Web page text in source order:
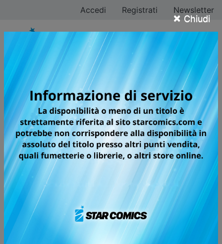
× Chiudi
Accedi Registrati Newsletter
MAGICAL GIRL
RISUKA
UNA NUOVA SORPRENDENTE
OPERA DAGLI AUTORI DI
BAKEMONOGATARI – MONSTER
TALE E SAVAGE SEASON!
Kizutaka Kugi, un ragazzino di quinta elementare, è
alla ricerca di “pedine” da utilizzare per raggiungere i
propri scopi ambiziosi. A tal proposito, scopre che
Risuka Mizukura, la sua nuova compagna di classe con
i capelli e gli occhi rossi, in realtà è una maga dai